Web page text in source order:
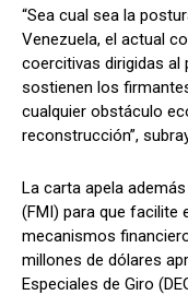
“Sea cual sea la
Venezuela, el actual
coercitivas dirigidas al
sostienen los
cualquier obstáculo
reconstrucción”,
La carta apela
(FMI) para que facilite
mecanismos
millones de dólares
Especiales de Giro